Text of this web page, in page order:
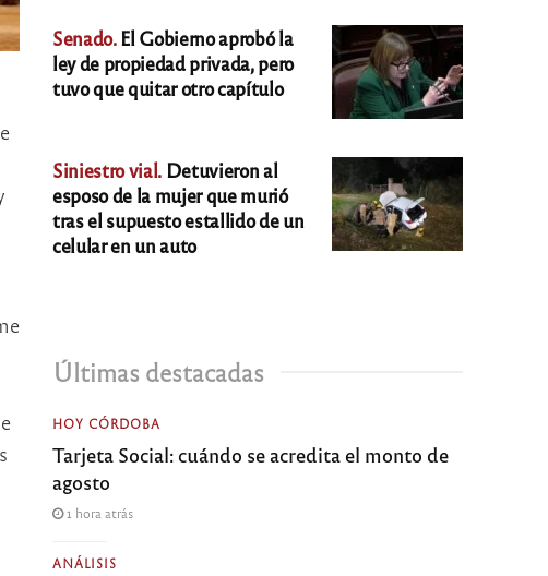
Senado.El Gobierno aprobó la
ley de propiedad privada, pero
tuvo que quitar otro capítulo
Siniestro vial. Detuvieron al
esposo de la mujer que murió
tras el supuesto estallido de un
celular en un auto
Últimas destacadas
HOY CÓRDOBA
Tarjeta Social: cuándo se acredita el monto de
agosto
1 hora atrás
ANÁLISIS